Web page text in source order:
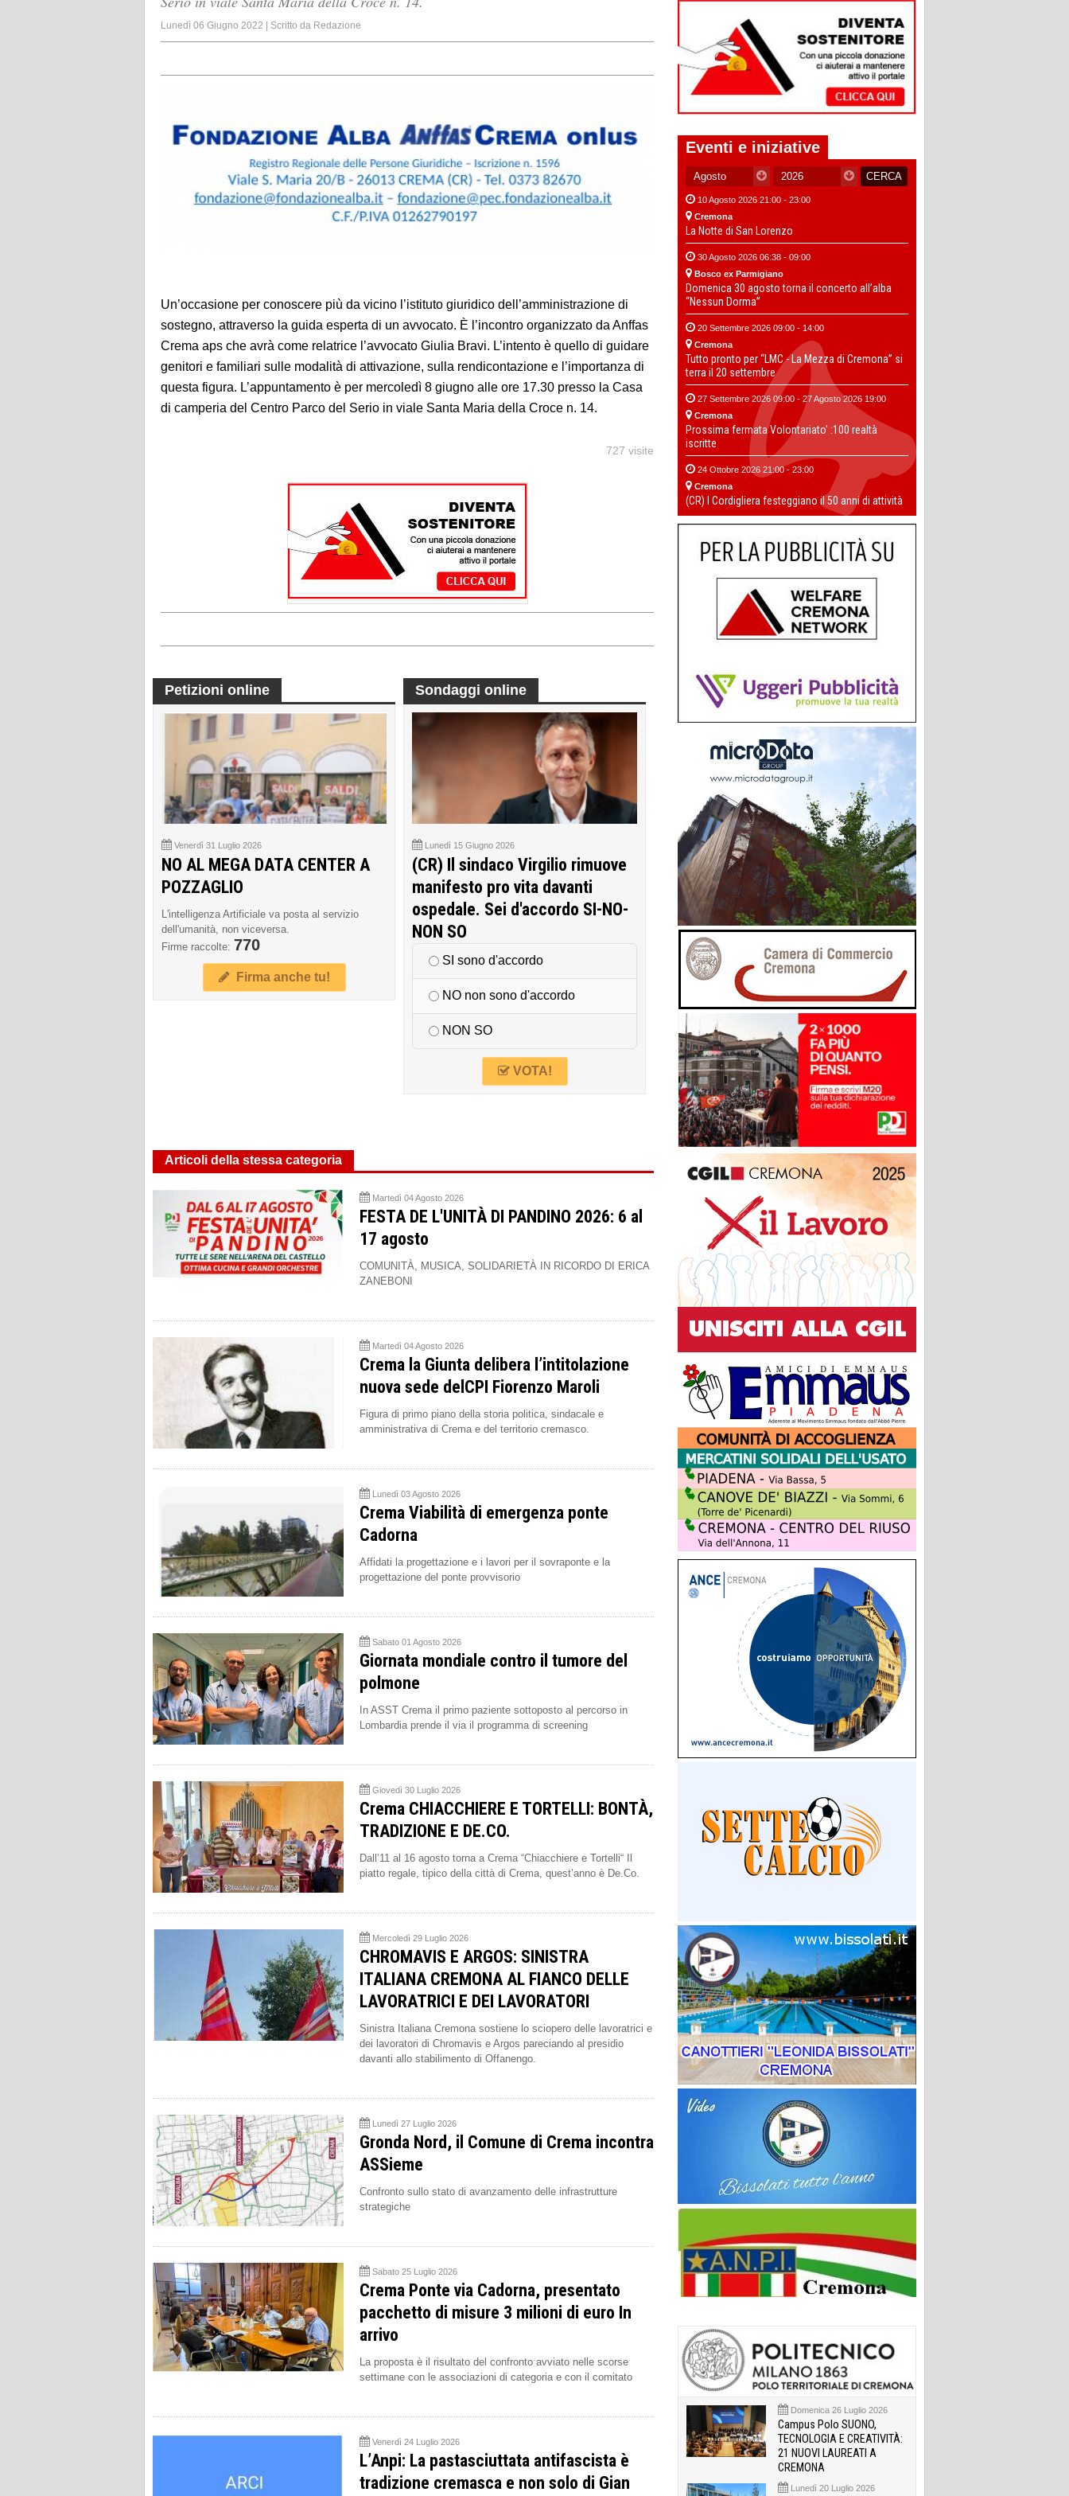
Lunedì 06 Giugno 2022 | Scritto da Redazione
Un’occasione per conoscere più da vicino l’istituto giuridico dell’amministrazione di
sostegno, attraverso la guida esperta di un avvocato. È l’incontro organizzato da Anffas
Crema aps che avrà come relatrice l’avvocato Giulia Bravi. L’intento è quello di guidare
genitori e familiari sulle modalità di attivazione, sulla rendicontazione e l’importanza di
questa figura. L’appuntamento è per mercoledì 8 giugno alle ore 17.30 presso la Casa
di camperia del Centro Parco del Serio in viale Santa Maria della Croce n. 14.
727 visite
Petizioni online
Venerdì 31 Luglio 2026
NO AL MEGA DATA CENTER A
POZZAGLIO
L'intelligenza Artificiale va posta al servizio
dell'umanità, non viceversa.
Firme raccolte: 770
Firma anche tu!
Sondaggi online
Lunedì 15 Giugno 2026
(CR) Il sindaco Virgilio rimuove
manifesto pro vita davanti
ospedale. Sei d'accordo SI-NO-
NON SO
SI sono d'accordo
NO non sono d'accordo
NON SO
VOTA!
Articoli della stessa categoria
Martedì 04 Agosto 2026
FESTA DE L'UNITÀ DI PANDINO 2026: 6 al
17 agosto
COMUNITÀ, MUSICA, SOLIDARIETÀ IN RICORDO DI ERICA
ZANEBONI
Martedì 04 Agosto 2026
Crema la Giunta delibera l’intitolazione
nuova sede delCPI Fiorenzo Maroli
Figura di primo piano della storia politica, sindacale e
amministrativa di Crema e del territorio cremasco.
Lunedì 03 Agosto 2026
Crema Viabilità di emergenza ponte
Cadorna
Affidati la progettazione e i lavori per il sovraponte e la
progettazione del ponte provvisorio
Sabato 01 Agosto 2026
Giornata mondiale contro il tumore del
polmone
In ASST Crema il primo paziente sottoposto al percorso in
Lombardia prende il via il programma di screening
Giovedì 30 Luglio 2026
Crema CHIACCHIERE E TORTELLI: BONTÀ,
TRADIZIONE E DE.CO.
Dall’11 al 16 agosto torna a Crema “Chiacchiere e Tortelli“ Il
piatto regale, tipico della città di Crema, quest’anno è De.Co.
Mercoledì 29 Luglio 2026
CHROMAVIS E ARGOS: SINISTRA
ITALIANA CREMONA AL FIANCO DELLE
LAVORATRICI E DEI LAVORATORI
Sinistra Italiana Cremona sostiene lo sciopero delle lavoratrici e
dei lavoratori di Chromavis e Argos pareciando al presidio
davanti allo stabilimento di Offanengo.
Lunedì 27 Luglio 2026
Gronda Nord, il Comune di Crema incontra
ASSieme
Confronto sullo stato di avanzamento delle infrastrutture
strategiche
Sabato 25 Luglio 2026
Crema Ponte via Cadorna, presentato
pacchetto di misure 3 milioni di euro In
arrivo
La proposta è il risultato del confronto avviato nelle scorse
settimane con le associazioni di categoria e con il comitato
Venerdì 24 Luglio 2026
L’Anpi: La pastasciuttata antifascista è
tradizione cremasca e non solo di Gian
Eventi e iniziative
10 Agosto 2026 21:00 - 23:00
Cremona
La Notte di San Lorenzo
30 Agosto 2026 06:38 - 09:00
Bosco ex Parmigiano
Domenica 30 agosto torna il concerto all’alba
“Nessun Dorma”
20 Settembre 2026 09:00 - 14:00
Cremona
Tutto pronto per “LMC - La Mezza di Cremona” si
terra il 20 settembre
27 Settembre 2026 09:00 - 27 Agosto 2026 19:00
Cremona
Prossima fermata Volontariato' :100 realtà
iscritte
24 Ottobre 2026 21:00 - 23:00
Cremona
(CR) I Cordigliera festeggiano il 50 anni di attività
Domenica 26 Luglio 2026
Campus Polo SUONO,
TECNOLOGIA E CREATIVITÀ:
21 NUOVI LAUREATI A
CREMONA
Lunedì 20 Luglio 2026